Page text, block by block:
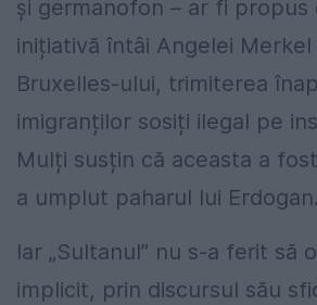
și germanofon – ar fi propus
inițiativă întâi Angelei Merkel
Bruxelles-ului, trimiterea
imigranților sosiți ilegal pe
Mulți susțin că aceasta a
a umplut paharul lui Erdogan.
Iar „Sultanul” nu s-a ferit să
implicit, prin discursul său